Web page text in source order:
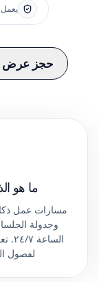
يعمل
حجز عرض
ما هو
مسارات عمل
وجدولة
لفصول